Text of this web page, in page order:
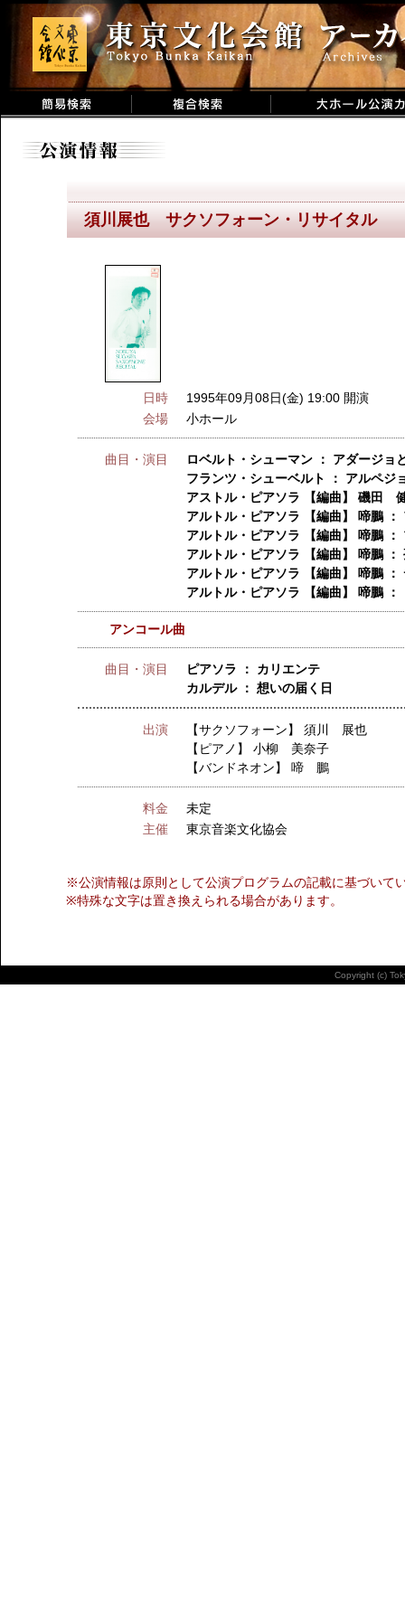
須川展也 サクソフォーン・リサイタル
日時
1995年09月08日(金) 19:00 開演
会場
小ホール
曲目・演目
ロベルト・シューマン ： アダージ
フランツ・シューベルト ： アルペ
アストル・ピアソラ 【編曲】 磯田
アルトル・ピアソラ 【編曲】 啼鵬
アルトル・ピアソラ 【編曲】 啼鵬 ：
アルトル・ピアソラ 【編曲】 啼鵬 ：
アルトル・ピアソラ 【編曲】 啼鵬 ：
アルトル・ピアソラ 【編曲】 啼鵬 ：
アンコール曲
曲目・演目
ピアソラ ： カリエンテ
カルデル ： 想いの届く日
出演 【サクソフォーン】須川 展也
【ピアノ】小柳 美奈子
【バンドネオン】啼 鵬
料金
未定
主催
東京音楽文化協会
※公演情報は原則として公演プログラムの記載に基づいて
※特殊な文字は置き換えられる場合があります。
Copyright (c)